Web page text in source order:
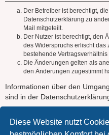
Diese Website nutzt
Der Betreiber ist berechtigt,
Datenschutzerklärung zu
Mail mitgeteilt.
Der Nutzer ist berechtigt, den
des Widerspruchs erlischt das
bestehende
Die Änderungen gelten als
den Änderungen zugestimmt
Informationen über den
sind in der